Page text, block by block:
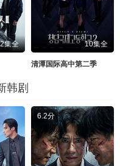
集全 10集全
清潭国际高中第二季
韩剧
6.2分